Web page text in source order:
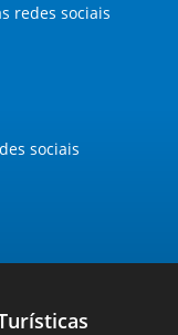
redes sociais
sociais